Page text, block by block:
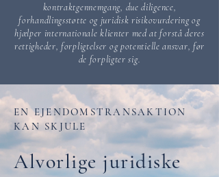
kontraktgennemgang, due diligence,
forhandlingsstøtte og juridisk risikovurdering og
hjælper internationale klienter med at forstå deres
rettigheder, forpligtelser og potentielle ansvar, før
de forpligter sig.
EN EJENDOMSTRANSAKTION
KAN SKJULE
Alvorlige juridiske